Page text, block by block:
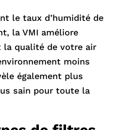
le taux d’humidité de
la VMI améliore
la qualité de votre air
moins
également plus
sain pour toute la